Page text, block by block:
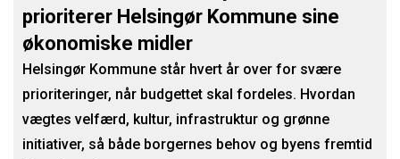
prioriterer Helsingør Kommune sine
økonomiske midler
Helsingør Kommune står hvert år over for svære
prioriteringer, når budgettet skal fordeles. Hvordan
vægtes velfærd, kultur, infrastruktur og grønne
initiativer, så både borgernes behov og byens fremtid